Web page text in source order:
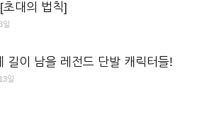
초대의 법칙]
일
길이 남을 레전드 단발 캐릭터들!
일